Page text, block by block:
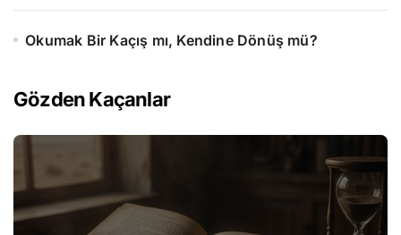
Okumak Bir Kaçış mı, Kendine Dönüş mü?
Gözden Kaçanlar